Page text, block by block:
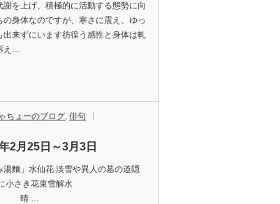
謝を上げ、積極的に活動する態勢に向
の身体なのですが、寒さに震え、ゆっ
出来ずにいます彷徨う感性と身体は軋
え…
ちょーのブログ, 俳句
2月25日～3月3日
湯麵」水仙花 淡雪や異人の墓の道隠
小さき花束雪解水
…